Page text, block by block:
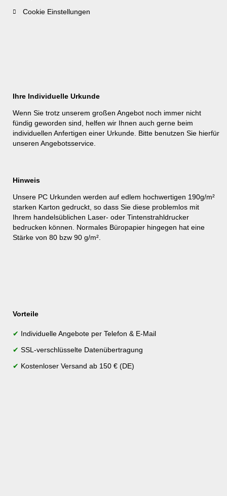
Cookie Einstellungen
Ihre Individuelle Urkunde
Wenn Sie trotz unserem großen Angebot noch immer nicht
fündig geworden sind, helfen wir Ihnen auch gerne beim
individuellen Anfertigen einer Urkunde. Bitte benutzen Sie hierfür
unseren Angebotsservice
Hinweis
Unsere PC Urkunden werden auf edlem hochwertigen 190g/m²
starken Karton gedruckt, so dass Sie diese problemlos mit
Ihrem handelsüblichen Laser- oder Tintenstrahldrucker
bedrucken können. Normales Büropapier hingegen hat eine
Stärke von 80 bzw 90 g/m².
Vorteile
✔ Individuelle Angebote per Telefon & E-Mail
✔ SSL-verschlüsselte Datenübertragung
✔ Kostenloser Versand ab 150 € (DE)